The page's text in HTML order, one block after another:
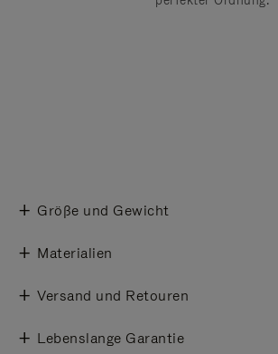
Größe und Gewicht
Materialien
Versand und Retouren
Lebenslange Garantie